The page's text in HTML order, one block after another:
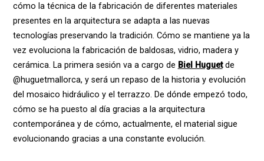
cómo la técnica de la fabricación de diferentes materiales
presentes en la arquitectura se adapta a las nuevas
tecnologías preservando la tradición. Cómo se mantiene ya la
vez evoluciona la fabricación de baldosas, vidrio, madera y
cerámica. La primera sesión va a cargo de Biel Huguetde
@huguetmallorca, y será un repaso de la historia y evolución
del mosaico hidráulico y el terrazzo. De dónde empezó todo,
cómo se ha puesto al día gracias a la arquitectura
contemporánea y de cómo, actualmente, el material sigue
evolucionando gracias a una constante evolución.